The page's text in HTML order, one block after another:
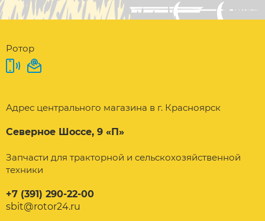
Ротор
Адрес центрального магазина в г. Красноярск
Северное Шоссе, 9 «П»
Запчасти для тракторной и сельскохозяйственной
техники
+7 (391) 290-22-00
sbit@rotor24.ru